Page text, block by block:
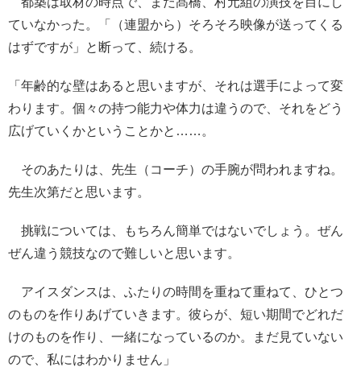
ていなかった。「（連盟から）そろそろ映像が送ってくる
はずですが」と断って、続ける。
「年齢的な壁はあると思いますが、それは選手によって変
わります。個々の持つ能力や体力は違うので、それをどう
広げていくかということかと……。
そのあたりは、先生（コーチ）の手腕が問われますね。
先生次第だと思います。
挑戦については、もちろん簡単ではないでしょう。ぜん
ぜん違う競技なので難しいと思います。
アイスダンスは、ふたりの時間を重ねて重ねて、ひとつ
のものを作りあげていきます。彼らが、短い期間でどれだ
けのものを作り、一緒になっているのか。まだ見ていない
ので、私にはわかりません」